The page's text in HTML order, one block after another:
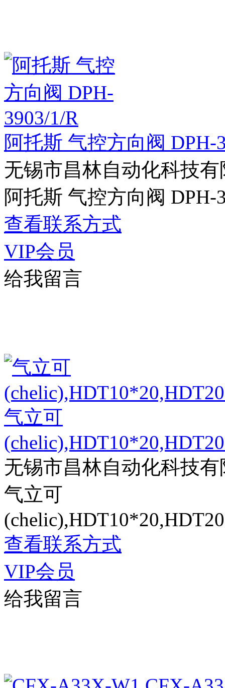
阿托斯 气控方向阀 DPH-
无锡市昌林自动化科技有
阿托斯 气控方向阀 DPH-
查看联系方式
VIP会员
给我留言
气立可
无锡市昌林自动化科技有
气立可
查看联系方式
VIP会员
给我留言